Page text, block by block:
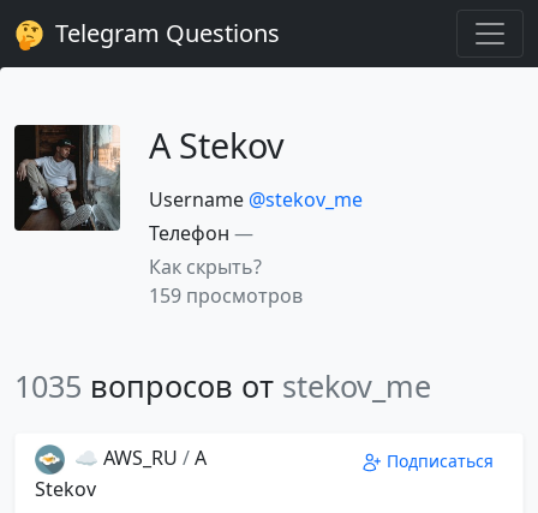
Telegram Questions
A Stekov
Username @stekov_me
Телефон —
Как скрыть?
159 просмотров
1035 вопросов от stekov_me
☁️ AWS_RU /A
Stekov
Подписаться